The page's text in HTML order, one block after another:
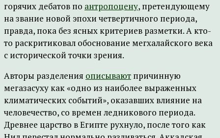
горячих дебатов по антропоцену, претендующему
на звание новой эпохи четвертичного периода,
правда, пока без ясных критериев разметки. А кто-
то раскритиковал обоснование мегхалайского века
с исторической точки зрения.
Авторы разделения описывают причинную
мегазасуху как «одно из наиболее выраженных
климатических событий», оказавших влияние на
человечество, со времен ледникового периода.
Древнее царство в Египте рухнуло, после того как